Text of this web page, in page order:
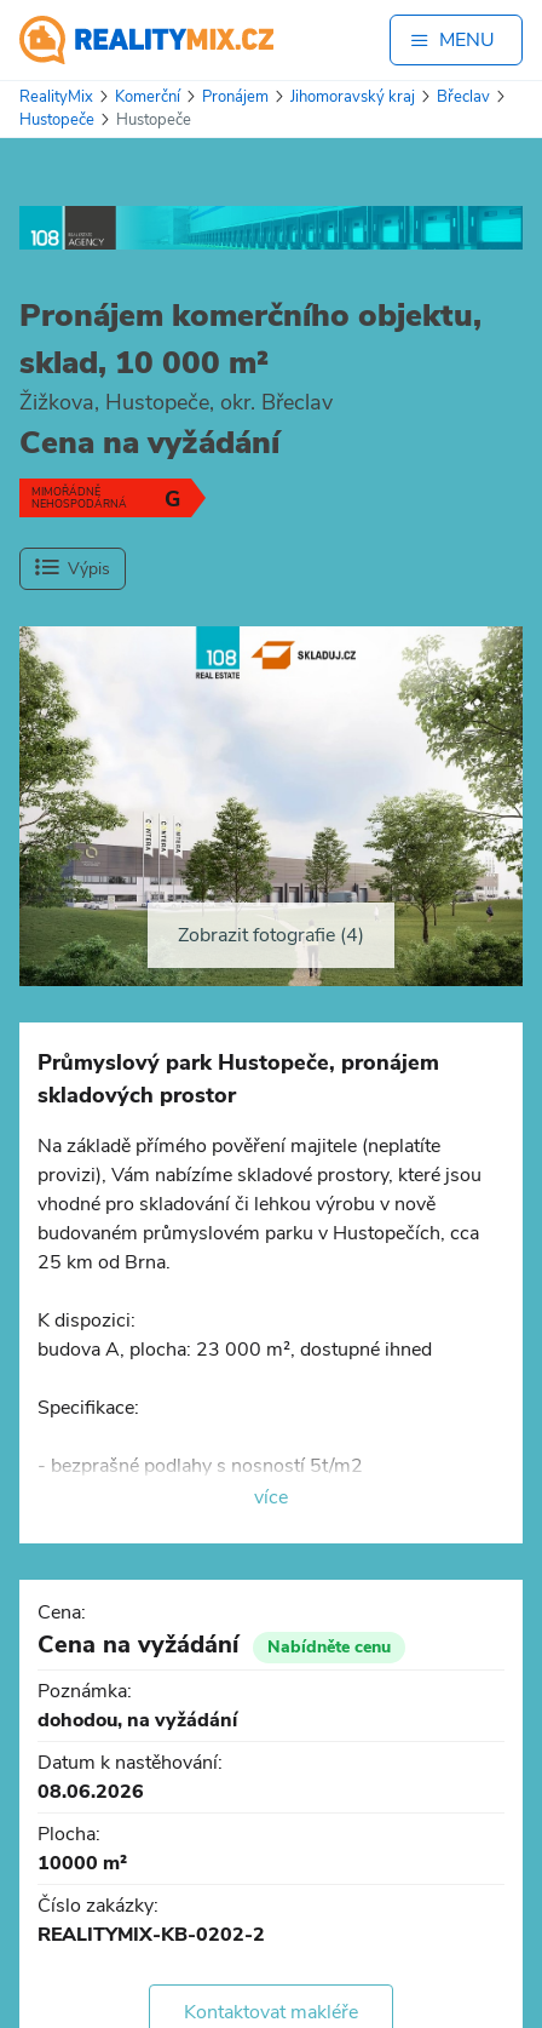
MENU
RealityMix Komerční Pronájem Jihomoravský kraj
Břeclav
Hustopeče
Hustopeče
Pronájem komerčního objektu,
sklad, 10 000 m²
Žižkova, Hustopeče, okr. Břeclav
Cena na vyžádání
G
MIMOŘÁDNĚ
NEHOSPODÁRNÁ
Výpis
+
−
Zobrazit fotografie (4)
Průmyslový park Hustopeče, pronájem
skladových prostor
Na základě přímého pověření majitele (neplatíte
provizi), Vám nabízíme skladové prostory, které jsou
vhodné pro skladování či lehkou výrobu v nově
budovaném průmyslovém parku v Hustopečích, cca
25 km od Brna.
K dispozici:
budova A, plocha: 23 000 m², dostupné ihned
Specifikace:
- bezprašné podlahy s nosností 5t/m2
požadavků klienta -
- dostatečné manipulační i parkovací plochy u budovy
- sprinklery , LED osvětlení
Lokalita
- areál se nachází u exitu 25 z D2
- autobusová zastávka v docházkové vzdálenosti
více
Cena:
Cena na vyžádání Nabídněte cenu
Poznámka:
dohodou, na vyžádání
Datum k nastěhování:
08.06.2026
Plocha:
10000 m²
Číslo zakázky:
REALITYMIX-KB-0202-2
Kontaktovat makléře